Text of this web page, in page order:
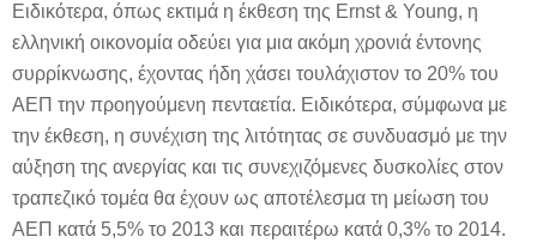
Ειδικότερα, όπως εκτιμά η έκθεση της Ernst & Young, η
ελληνική οικονομία οδεύει για μια ακόμη χρονιά έντονης
συρρίκνωσης, έχοντας ήδη χάσει τουλάχιστον το 20% του
ΑΕΠ την προηγούμενη πενταετία. Ειδικότερα, σύμφωνα με
την έκθεση, η συνέχιση της λιτότητας σε συνδυασμό με την
αύξηση της ανεργίας και τις συνεχιζόμενες δυσκολίες στον
τραπεζικό τομέα θα έχουν ως αποτέλεσμα τη μείωση του
ΑΕΠ κατά 5,5% το 2013 και περαιτέρω κατά 0,3% το 2014.